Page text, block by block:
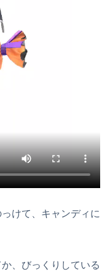
けて、キャンディに
、びっくりしている